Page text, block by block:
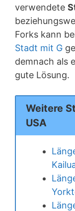
verwendete
Forks kann
Stadt mit G
demnach als
gute Lösung.
Weitere
USA